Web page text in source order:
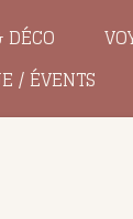
DÉCO
/ ÉVENTS